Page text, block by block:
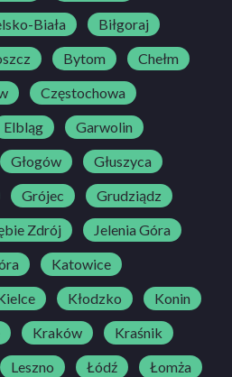
Biała
Biłgoraj
Bytom
Chełm
Częstochowa
Elbląg
Garwolin
Głogów
Głuszyca
Grójec
Grudziądz
Zdrój
Jelenia Góra
Katowice
Kłodzko
Konin
Kraków
Kraśnik
Leszno Łódź
Łomża